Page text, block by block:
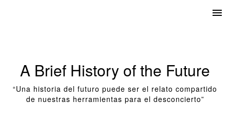
A Brief History of the Future
“Una historia del futuro puede ser el relato compartido
de nuestras herramientas para el desconcierto”